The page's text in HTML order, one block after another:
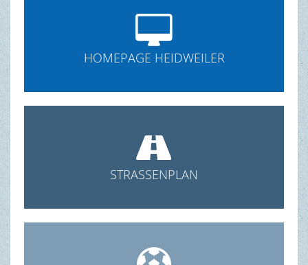

HOMEPAGE HEIDWEILER

STRASSENPLAN